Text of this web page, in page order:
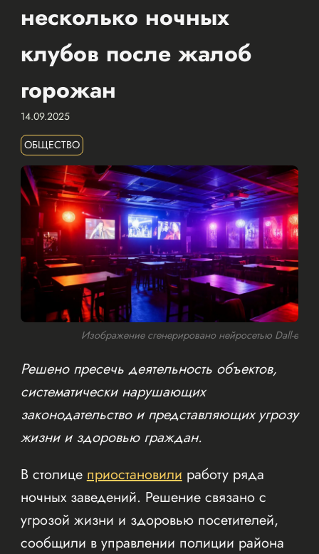
несколько ночных
клубов после жалоб
горожан
14.09.2025
ОБЩЕСТВО
Изображение сгенерировано нейросетью Dall-e
Решено пресечь деятельность объектов,
систематически нарушающих
законодательство и представляющих угрозу
жизни и здоровью граждан.
В столице приостановили работу ряда
ночных заведений. Решение связано с
угрозой жизни и здоровью посетителей,
сообщили в управлении полиции района